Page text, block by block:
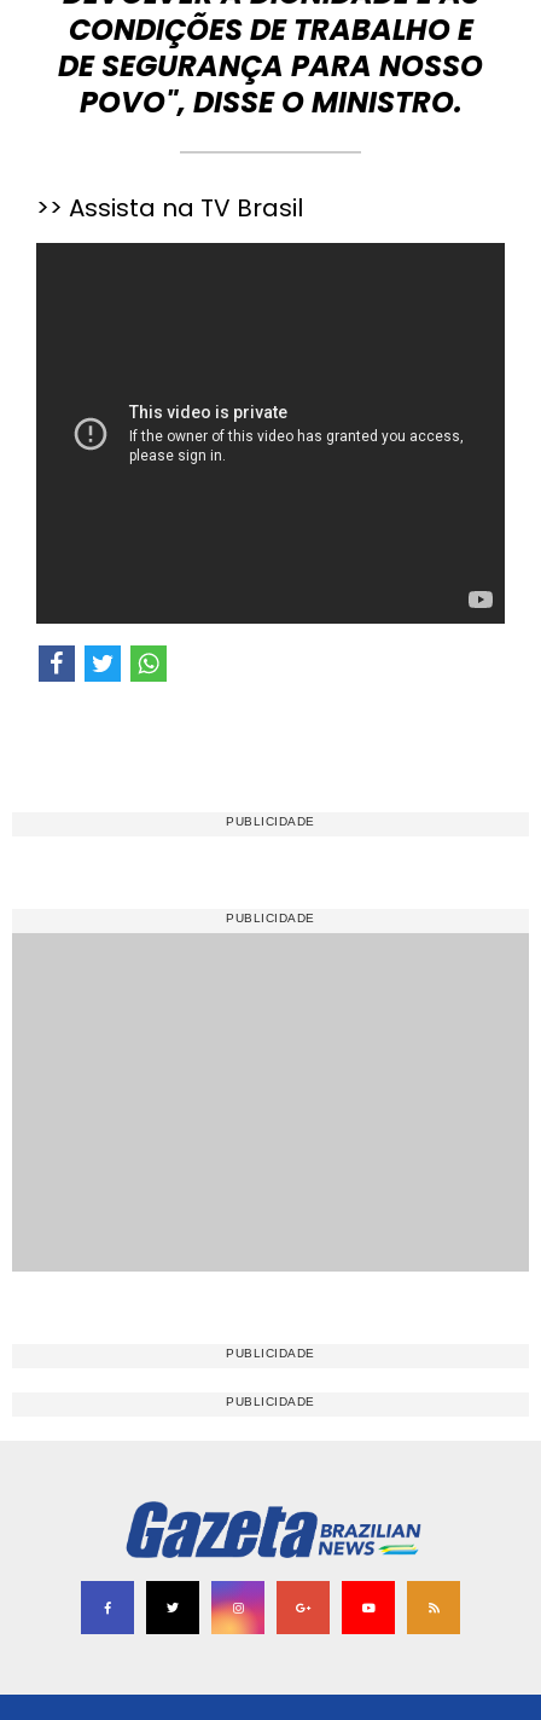
CONDIÇÕES DE TRABALHO E
DE SEGURANÇA PARA NOSSO
POVO", DISSE O MINISTRO.
>> Assista na TV Brasil